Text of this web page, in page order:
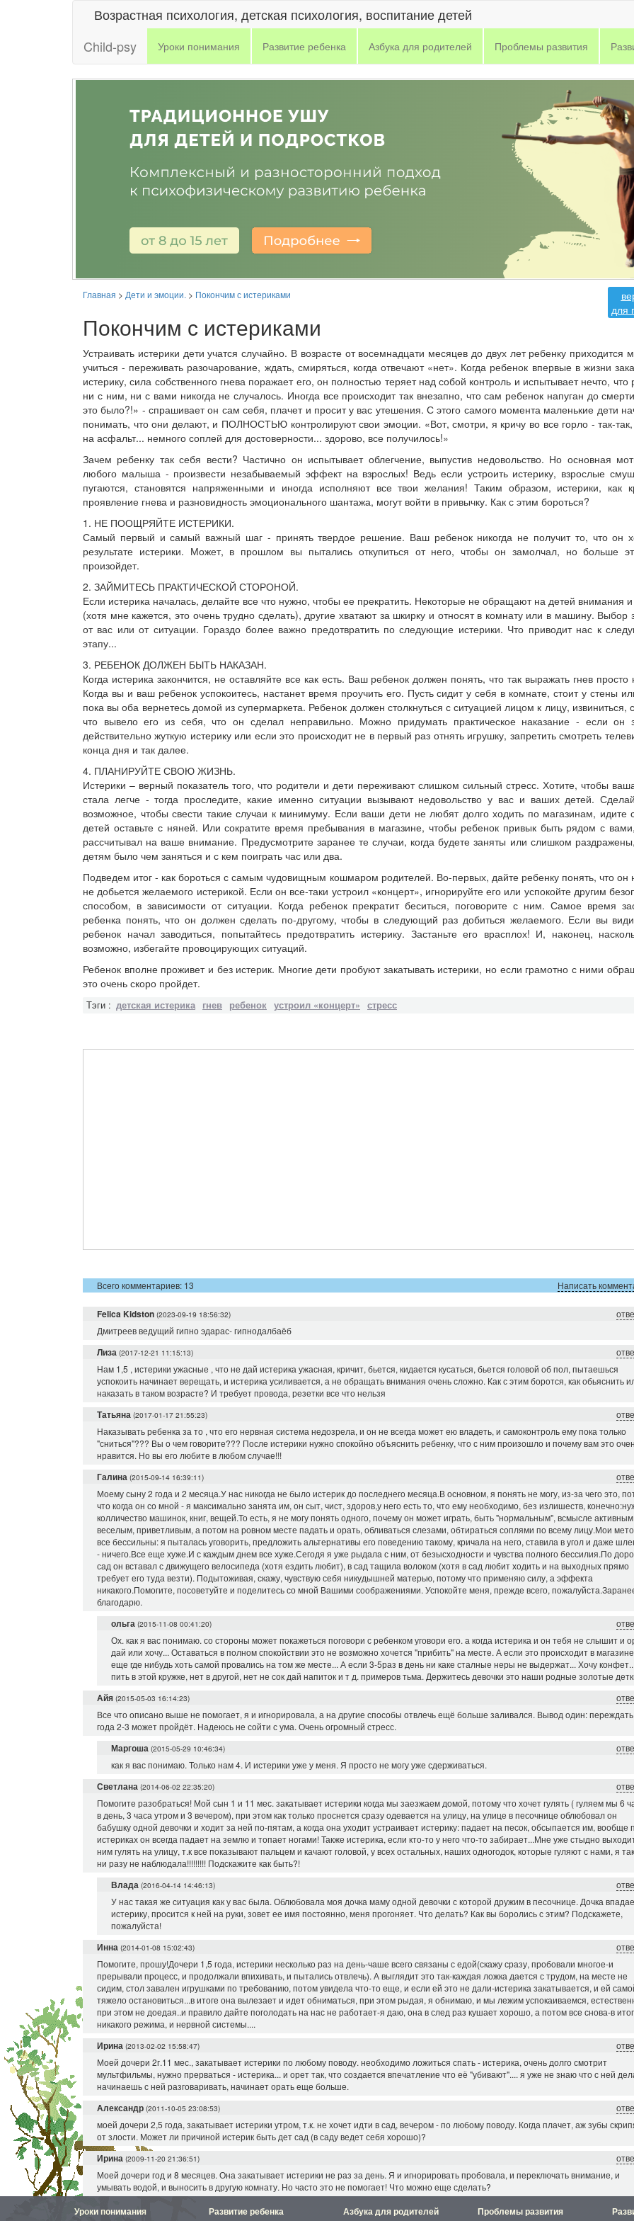
Возрастная психология, детская психология, воспитание детей
Child-psy
Уроки понимания Развитие ребенка Азбука для родителей Проблемы развития
Главная > Дети и эмоции. > Покончим с истериками
для
Покончим с истериками
Устраивать истерики дети учатся случайно. В возрасте от восемнадцати месяцев до двух лет ребенку приходится
учиться - переживать разочарование, ждать, смиряться, когда отвечают «нет». Когда ребенок впервые в жизни
истерику, сила собственного гнева поражает его, он полностью теряет над собой контроль и испытывает нечто,
ни с ним, ни с вами никогда не случалось. Иногда все происходит так внезапно, что сам ребенок напуган до
это было?!» - спрашивает он сам себя, плачет и просит у вас утешения. С этого самого момента маленькие дети
понимать, что они делают, и ПОЛНОСТЬЮ контролируют свои эмоции. «Вот, смотри, я кричу во все горло - так-
на асфальт... немного соплей для достоверности... здорово, все получилось!»
Зачем ребенку так себя вести? Частично он испытывает облегчение, выпустив недовольство. Но основная
любого малыша - произвести незабываемый эффект на взрослых! Ведь если устроить истерику, взрослые
пугаются, становятся напряженными и иногда исполняют все твои желания! Таким образом, истерики, как
проявление гнева и разновидность эмоционального шантажа, могут войти в привычку. Как с этим бороться?
1. НЕ ПООЩРЯЙТЕ ИСТЕРИКИ.
Самый первый и самый важный шаг - принять твердое решение. Ваш ребенок никогда не получит то, что он
результате истерики. Может, в прошлом вы пытались откупиться от него, чтобы он замолчал, но больше
произойдет.
2. ЗАЙМИТЕСЬ ПРАКТИЧЕСКОЙ СТОРОНОЙ.
Если истерика началась, делайте все что нужно, чтобы ее прекратить. Некоторые не обращают на детей внимания и
(хотя мне кажется, это очень трудно сделать), другие хватают за шкирку и относят в комнату или в машину. Выбор
от вас или от ситуации. Гораздо более важно предотвратить по следующие истерики. Что приводит нас к
этапу...
3. РЕБЕНОК ДОЛЖЕН БЫТЬ НАКАЗАН.
Когда истерика закончится, не оставляйте все как есть. Ваш ребенок должен понять, что так выражать гнев просто
Когда вы и ваш ребенок успокоитесь, настанет время проучить его. Пусть сидит у себя в комнате, стоит у стены
пока вы оба вернетесь домой из супермаркета. Ребенок должен столкнуться с ситуацией лицом к лицу, извиниться,
что вывело его из себя, что он сделал неправильно. Можно придумать практическое наказание - если он
действительно жуткую истерику или если это происходит не в первый раз отнять игрушку, запретить смотреть
конца дня и так далее.
4. ПЛАНИРУЙТЕ СВОЮ ЖИЗНЬ.
Истерики – верный показатель того, что родители и дети переживают слишком сильный стресс. Хотите, чтобы
стала легче - тогда проследите, какие именно ситуации вызывают недовольство у вас и ваших детей.
возможное, чтобы свести такие случаи к минимуму. Если ваши дети не любят долго ходить по магазинам, идите
детей оставьте с няней. Или сократите время пребывания в магазине, чтобы ребенок привык быть рядом с
рассчитывал на ваше внимание. Предусмотрите заранее те случаи, когда будете заняты или слишком
детям было чем заняться и с кем поиграть час или два.
Подведем итог - как бороться с самым чудовищным кошмаром родителей. Во-первых, дайте ребенку понять, что он
не добьется желаемого истерикой. Если он все-таки устроил «концерт», игнорируйте его или успокойте другим
способом, в зависимости от ситуации. Когда ребенок прекратит беситься, поговорите с ним. Самое время
ребенка понять, что он должен сделать по-другому, чтобы в следующий раз добиться желаемого. Если вы
ребенок начал заводиться, попытайтесь предотвратить истерику. Застаньте его врасплох! И, наконец,
возможно, избегайте провоцирующих ситуаций.
Ребенок вполне проживет и без истерик. Многие дети пробуют закатывать истерики, но если грамотно с ними
это очень скоро пройдет.
Тэги : детская истерика гнев ребенок устроил «концерт» стресс
Всего комментариев: 13 Написать
Felica Kidston (2023-09-19 18:56:32)
Дмитреев ведущий гипно эдарас- гипнодалбаёб
Лиза (2017-12-21 11:15:13)
Нам 1,5 , истерики ужасные , что не дай истерика ужасная, кричит, бьется, кидается кусаться, бьется головой об пол, пытаешься
успокоить начинает верещать, и истерика усиливается, а не обращать внимания очень сложно. Как с этим боротся, как обьяснить
наказать в таком возрасте? И требует провода, резетки все что нельзя
Татьяна (2017-01-17 21:55:23)
Наказывать ребенка за то , что его нервная система недозрела, и он не всегда может ею владеть, и самоконтроль ему пока только
"сниться"??? Вы о чем говорите??? После истерики нужно спокойно объяснить ребенку, что с ним произошло и почему вам это
нравится. Но вы его любите в любом случае!!!
Галина (2015-09-14 16:39:11)
Моему сыну 2 года и 2 месяца.У нас никогда не было истерик до последнего месяца.В основном, я понять не могу, из-за чего это,
что когда он со мной - я максимально занята им, он сыт, чист, здоров,у него есть то, что ему необходимо, без излишеств,
колличество машинок, книг, вещей.То есть, я не могу понять одного, почему он может играть, быть "нормальным", всмысле активным,
веселым, приветливым, а потом на ровном месте падать и орать, обливаться слезами, обтираться соплями по всему лицу.Мои
все бессильны: я пыталась уговорить, предложить альтернативы его поведению такому, кричала на него, ставила в угол и даже
- ничего.Все еще хуже.И с каждым днем все хуже.Сегодя я уже рыдала с ним, от безысходности и чувства полного бессилия.По
сад он вставал с движущего велосипеда (хотя ездить любит), в сад тащила волоком (хотя в сад любит ходить и на выходных прямо
требует его туда везти). Подытоживая, скажу, чувствую себя никудышней матерью, потому что применяю силу, а эффекта
никакого.Помогите, посоветуйте и поделитесь со мной Вашими соображениями. Успокойте меня, прежде всего,
благодарю.
ольга (2015-11-08 00:41:20)
Ох. как я вас понимаю. со стороны может покажеться поговори с ребенком уговори его. а когда истерика и он тебя не слышит и
дай или хочу... Оставаться в полном спокойствии это не возможно хочется ''прибить'' на месте. А если это происходит в
еще где нибудь хоть самой провались на том же месте... А если 3-5раз в день ни каке сталные неры не выдержат... Хочу
пить в этой кружке, нет в другой, нет не сок дай напиток и т д. примеров тьма. Держитесь девочки это наши родные золотые
Айя (2015-05-03 16:14:23)
Все что описано выше не помогает, я и игнорировала, а на другие способы отвлечь ещё больше заливался. Вывод один: переждать
года 2-3 может пройдёт. Надеюсь не сойти с ума. Очень огромный стресс.
Маргоша (2015-05-29 10:46:34)
как я вас понимаю. Только нам 4. И истерики уже у меня. Я просто не могу уже сдерживаться.
Светлана (2014-06-02 22:35:20)
Помогите разобраться! Мой сын 1 и 11 мес. закатывает истерики когда мы заезжаем домой, потому что хочет гулять ( гуляем мы 6
в день, 3 часа утром и 3 вечером), при этом как только проснется сразу одевается на улицу, на улице в песочнице облюбовал он
бабушку одной девочки и ходит за ней по-пятам, а когда она уходит устраивает истерику: падает на песок, обсыпается им, вообще
истериках он всегда падает на землю и топает ногами! Также истерика, если кто-то у него что-то забирает...Мне уже стыдно
ним гулять на улицу, т.к все показывают пальцем и качают головой, у всех остальных, наших одногодок, которые гуляют с нами, я
ни разу не наблюдала!!!!!!!!! Подскажите как быть?!
Влада (2016-04-14 14:46:13)
У нас такая же ситуация как у вас была. Облюбовала моя дочка маму одной девочки с которой дружим в песочнице. Дочка
истерику, просится к ней на руки, зовет ее имя постоянно, меня прогоняет. Что делать? Как вы боролись с этим? Подскажете,
пожалуйста!
Инна (2014-01-08 15:02:43)
Помогите, прошу!Дочери 1,5 года, истерики несколько раз на день-чаше всего связаны с едой(скажу сразу, пробовали многое-и
прерывали процесс, и продолжали впихивать, и пытались отвлечь). А выглядит это так-каждая ложка дается с трудом, на месте не
сидим, стол завален игрушками по требованию, потом увидела что-то еще, и если ей это не дали-истерика закатывается, и ей
тяжело остановиться...в итоге она вылезает и идет обниматься, при этом рыдая, я обнимаю, и мы лежим успокаиваемся,
при этом не доедая..и правило дайте поголодать на нас не работает-я даю, она в след раз кушает хорошо, а потом все снова-в
никакого режима, и нервной системы....
Ирина (2013-02-02 15:58:47)
Моей дочери 2г.11 мес., закатывает истерики по любому поводу. необходимо ложиться спать - истерика, очень долго смотрит
мультфильмы, нужно прерваться - истерика... и орет так, что создается впечатление что её "убивают".... я уже не знаю что с ней
начинаешь с ней разговаривать, начинает орать еще больше.
Александр (2011-10-05 23:08:53)
моей дочери 2,5 года, закатывает истерики утром, т.к. не хочет идти в сад, вечером - по любому поводу. Когда плачет, аж зубы
от злости. Может ли причиной истерик быть дет сад (в саду ведет себя хорошо)?
Ирина (2009-11-20 21:36:51)
Моей дочери год и 8 месяцев. Она закатывает истерики не раз за день. Я и игнорировать пробовала, и переключать внимание, и
умывать водой, и выносить в другую комнату. Но часто это не помогает! Что можно еще сделать?
Уроки понимания Развитие ребенка Азбука для родителей Проблемы развития